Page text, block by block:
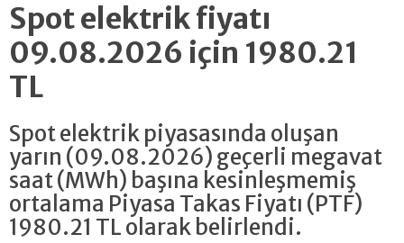
Spot elektrik fiyatı
09.08.2026 için 1980.21
TL
Spot elektrik piyasasında oluşan
yarın (09.08.2026) geçerli megavat
saat (MWh) başına kesinleşmemiş
ortalama Piyasa Takas Fiyatı (PTF)
1980.21 TL olarak belirlendi.